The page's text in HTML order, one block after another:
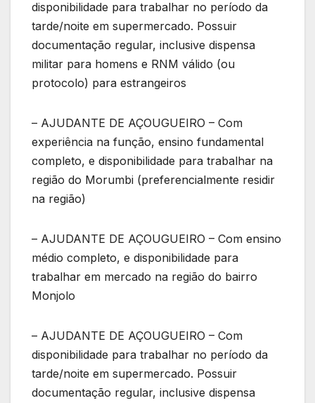
disponibilidade para trabalhar no período da
tarde/noite em supermercado. Possuir
documentação regular, inclusive dispensa
militar para homens e RNM válido (ou
protocolo) para estrangeiros
– AJUDANTE DE AÇOUGUEIRO – Com
experiência na função, ensino fundamental
completo, e disponibilidade para trabalhar na
região do Morumbi (preferencialmente residir
na região)
– AJUDANTE DE AÇOUGUEIRO – Com ensino
médio completo, e disponibilidade para
trabalhar em mercado na região do bairro
Monjolo
– AJUDANTE DE AÇOUGUEIRO – Com
disponibilidade para trabalhar no período da
tarde/noite em supermercado. Possuir
documentação regular, inclusive dispensa